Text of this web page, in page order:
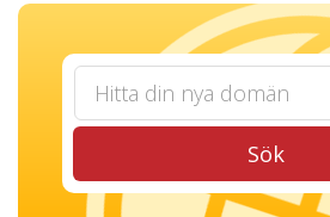
Sök